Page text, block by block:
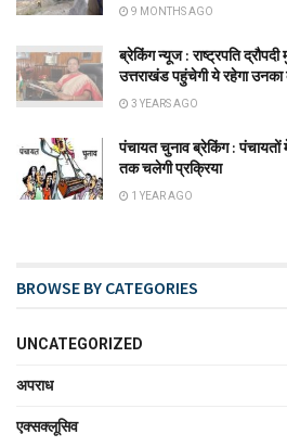
9 MONTHS AGO
ब्रेकिंग न्यूज : राष्ट्रपति
उत्तराखंड पहुंचेगी ये रहेगा
3 YEARS AGO
पंचायत चुनाव ब्रेकिंग :
तक चलेगी प्रक्रिया
1 YEAR AGO
BROWSE BY CATEGORIES
UNCATEGORIZED
अपराध
एक्सक्लूसिव